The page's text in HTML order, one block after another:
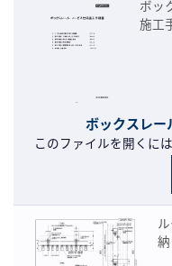
ボッ
施工
ボックスレー
このファイルを開くに
納